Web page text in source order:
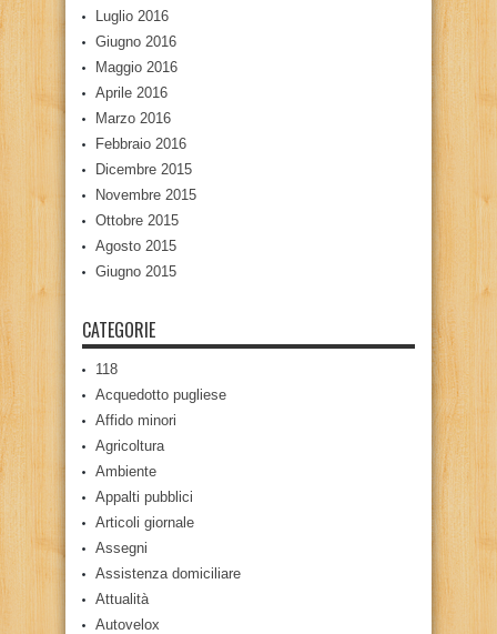
Luglio 2016
Giugno 2016
Maggio 2016
Aprile 2016
Marzo 2016
Febbraio 2016
Dicembre 2015
Novembre 2015
Ottobre 2015
Agosto 2015
Giugno 2015
CATEGORIE
118
Acquedotto pugliese
Affido minori
Agricoltura
Ambiente
Appalti pubblici
Articoli giornale
Assegni
Assistenza domiciliare
Attualità
Autovelox